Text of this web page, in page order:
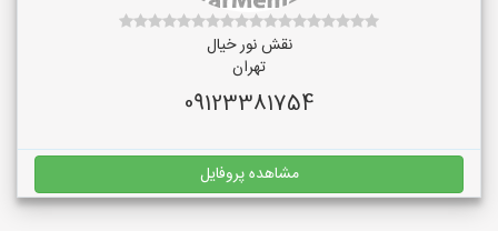
نقش نور خیال
تهران
09123381754
مشاهده پروفایل